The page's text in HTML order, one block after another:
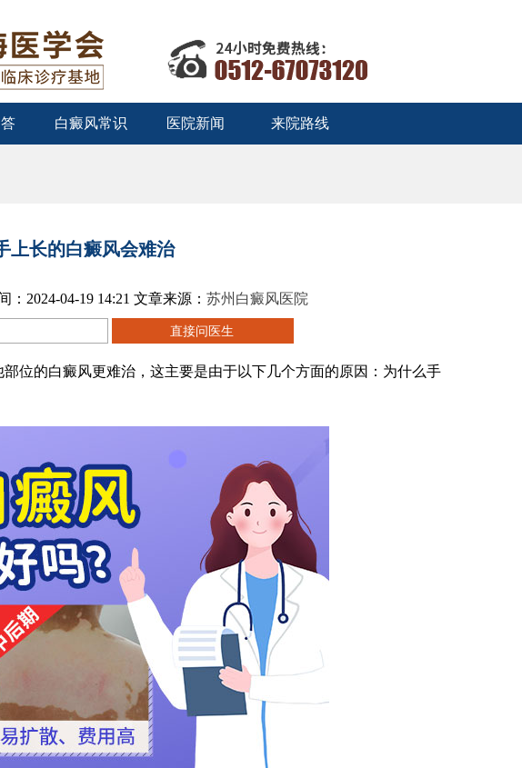
白癜风常识 医院新闻 来院路线
上长的白癜风会难治
2024-04-19 14:21 文章来源： 苏州白癜风医院
的白癜风更难治，这主要是由于以下几个方面的原因：为什么手